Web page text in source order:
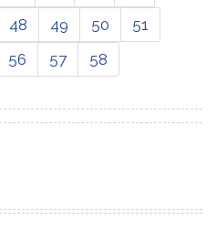
48 49 50
51
56 57 58